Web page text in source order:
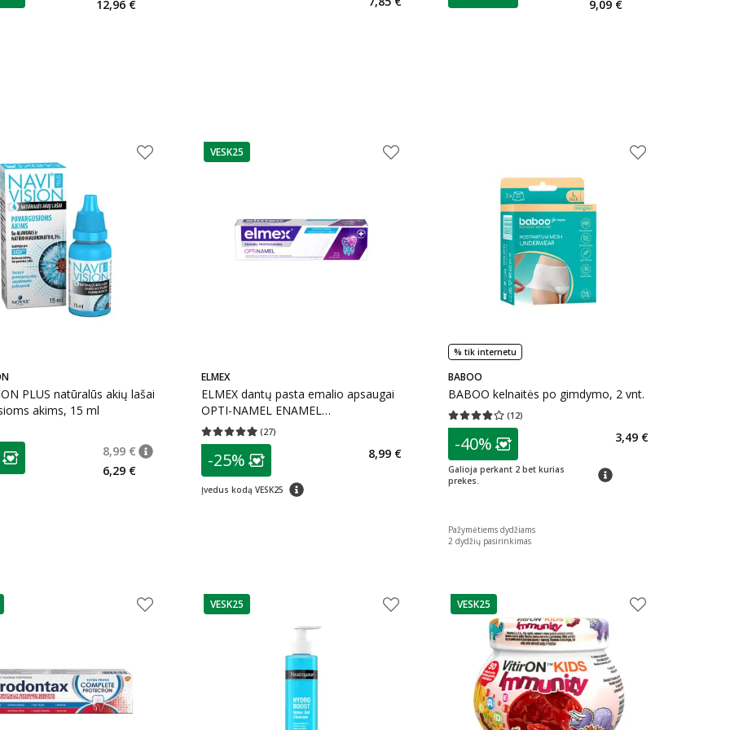
12,96 € 9,09 €
PLUS natūralūs akių lašai
akims, 15 ml
klubo narių nuolaida:
8,99 €
patarimas
Įprasta kaina:8,99 €
6,29 €
patarimas
VESK25
ELMEX
ELMEX dantų pasta emalio apsaugai
OPTI-NAMEL ENAMEL
PROFESSIONAL, nuo 7 metų, 75 ml
(27)
Vidutinis įvertinimas 4.93
patarimas
Lojalumo klubo narių nuolaida:
-25%
Įvedus kodą VESK25 patarimas
8,99 €
% tik internetu
BABOO
BABOO kelnaitės po gimdymo, 2 vnt.
(12)
Vidutinis įvertinimas 3.83
patarimas
Lojalumo klubo narių nuolaida
-40%
Galioja perkant 2 bet kurias
prekes.
patarimas
3,49 €
Pažymėtiems dydžiams
2 dydžių pasirinkimas
patarimas
VESK25 patarimas
VESK25